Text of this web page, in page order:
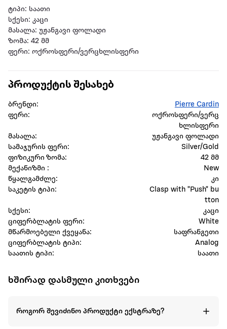
ტიპი: საათი
სქესი: კაცი
მასალა: უჟანგავი ფოლადი
ზომა: 42 მმ
ფერი: ოქროსფერი/ვერცხლისფერი
პროდუქტის შესახებ
ბრენდი:
Pierre Cardin
ფერი:
ოქროსფერი/ვერც
ხლისფერი
მასალა:
უჟანგავი ფოლადი
სამაჯურის ფერი:
Silver/Gold
ფიზიკური ზომა:
42 მმ
მექანიზმი :
New
წყალგამძლე:
კი
საკეტის ტიპი:
Clasp with "Push" bu
tton
სქესი:
კაცი
ციფერბლატის ფერი:
White
მწარმოებელი ქვეყანა:
საფრანგეთი
ციფერბლატის ტიპი:
Analog
საათის ტიპი:
საათი
ხშირად დასმული კითხვები
როგორ შევიძინო პროდუქტი ექსტრაზე?